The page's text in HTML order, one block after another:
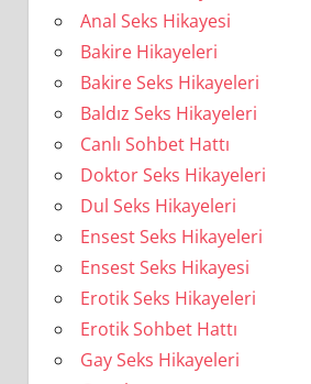
Anal Seks Hikayesi
Bakire Hikayeleri
Bakire Seks Hikayeleri
Baldız Seks Hikayeleri
Canlı Sohbet Hattı
Doktor Seks Hikayeleri
Dul Seks Hikayeleri
Ensest Seks Hikayeleri
Ensest Seks Hikayesi
Erotik Seks Hikayeleri
Erotik Sohbet Hattı
Gay Seks Hikayeleri